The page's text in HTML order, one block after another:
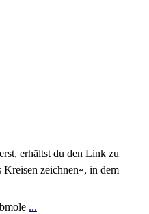
erhältst du den Link zu
zeichnen«, in dem
...